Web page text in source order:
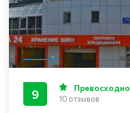
9 Превосходно
10 отзывов